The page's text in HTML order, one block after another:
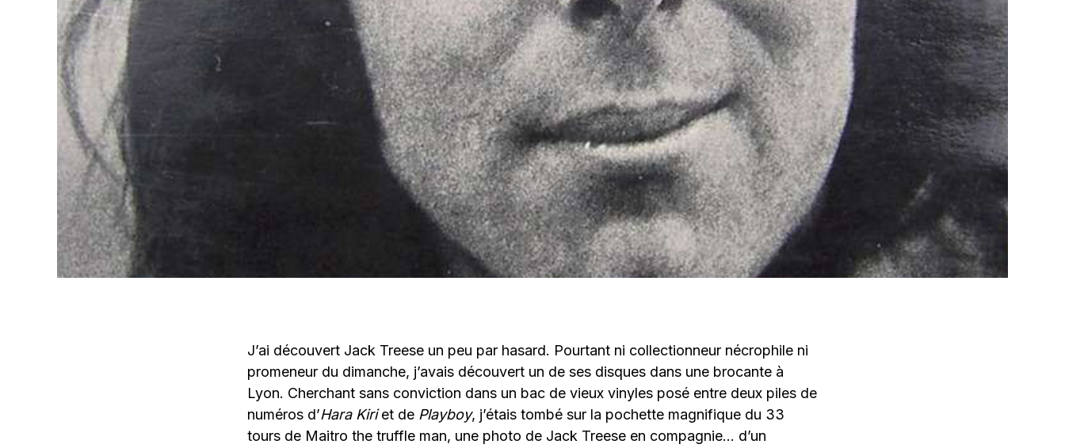
J’ai découvert Jack Treese un peu par hasard. Pourtant ni collectionneur nécrophile ni
promeneur du dimanche, j’avais découvert un de ses disques dans une brocante à
Lyon. Cherchant sans conviction dans un bac de vieux vinyles posé entre deux piles de
numéros d’Hara Kiriet de Playboy, j’étais tombé sur la pochette magnifique du 33
tours de Maitro the truffle man, une photo de Jack Treese en compagnie… d’un